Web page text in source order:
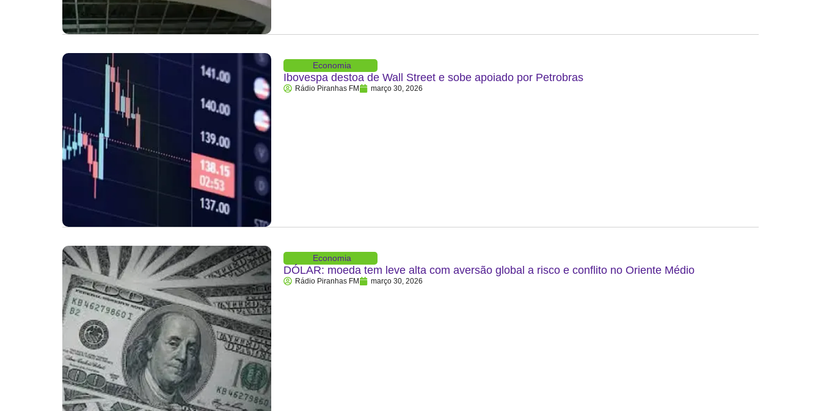
Economia
Ibovespa destoa de Wall Street e sobe apoiado por Petrobras
Rádio Piranhas FM março 30, 2026
Economia
DÓLAR: moeda tem leve alta com aversão global a risco e conflito no Oriente Médio
Rádio Piranhas FM março 30, 2026